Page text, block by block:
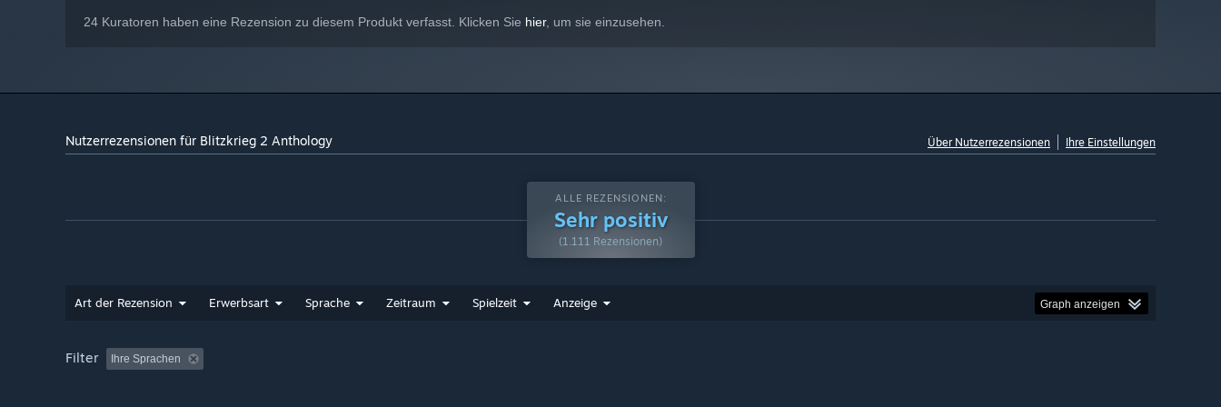
24 Kuratoren haben eine Rezension zu diesem Produkt verfasst. Klicken Sie hier, um sie einzusehen.
Nutzerrezensionen für Blitzkrieg 2 Anthology Über Nutzerrezensionen Ihre Einstellungen
ALLE REZENSIONEN:
Sehr positiv
(1.111 Rezensionen)
Art der Rezension Erwerbsart Sprache Zeitraum Spielzeit Anzeige Graph anzeigen
Filter Ihre Sprachen